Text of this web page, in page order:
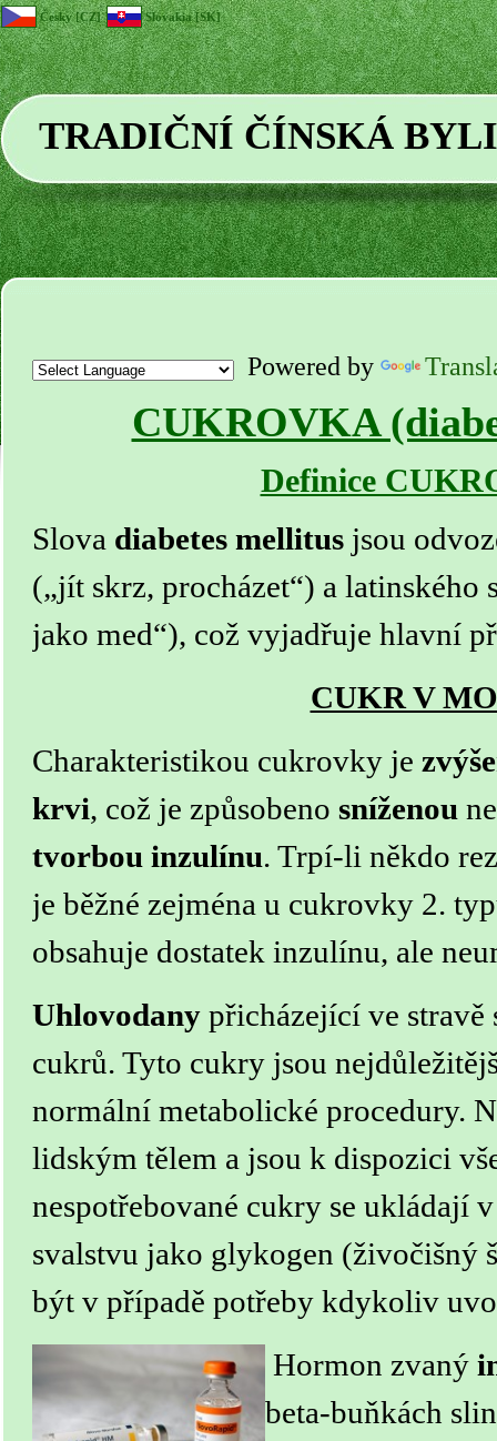
TRADIČNÍ ČÍNSKÁ
Česky [CZ] Slovakia [SK]
Powered by
CUKROVKA
Definice
Slova diabetes mellitus jsou
(„jít skrz, procházet“) a latinského
jako med“), což vyjadřuje hlavní
CUKR V
Charakteristikou cukrovky je
krvi, což je způsobeno sníženou
tvorbou inzulínu. Trpí-li někdo
je běžné zejména u cukrovky 2.
obsahuje dostatek inzulínu, ale
Uhlovodany přicházející ve
cukrů. Tyto cukry jsou
normální metabolické procedury.
lidským tělem a jsou k dispozici
nespotřebované cukry se ukládají
svalstvu jako glykogen (živočišný
být v případě potřeby kdykoliv
Hormon zvaný
beta-buňkách